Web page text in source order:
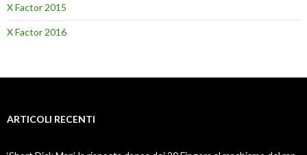
X Factor 2015
X Factor 2016
ARTICOLI RECENTI